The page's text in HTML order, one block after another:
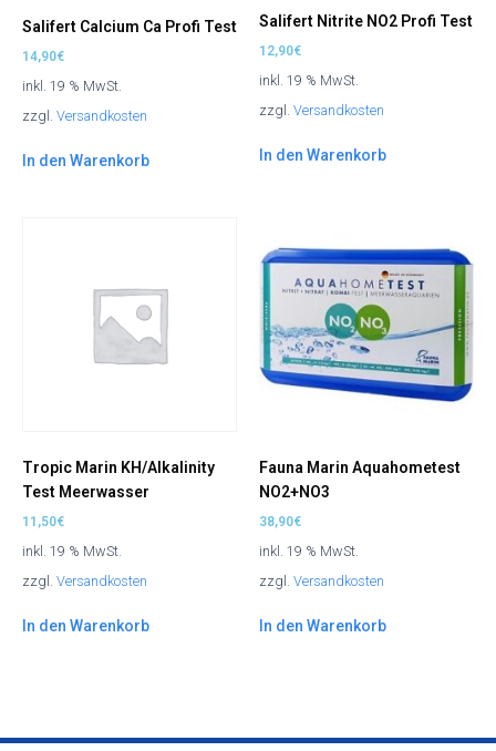
Salifert Calcium Ca Profi Test
14,90€
inkl. 19 % MwSt.
zzgl. Versandkosten
In den Warenkorb
Salifert Nitrite NO2 Profi Test
12,90€
inkl. 19 % MwSt.
zzgl. Versandkosten
In den Warenkorb
Tropic Marin KH/Alkalinity
Test Meerwasser
11,50€
inkl. 19 % MwSt.
zzgl. Versandkosten
In den Warenkorb
Fauna Marin Aquahometest
NO2+NO3
38,90€
inkl. 19 % MwSt.
zzgl. Versandkosten
In den Warenkorb